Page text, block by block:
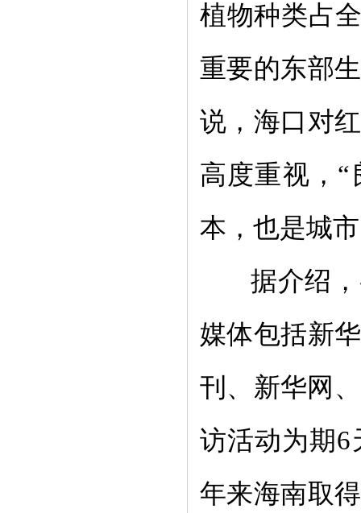
植物种类占
重要的东部
说，海口对
高度重视， “
本，也是城
据介绍
媒体包括新
刊、新华网
访活动为期6
年来海南取